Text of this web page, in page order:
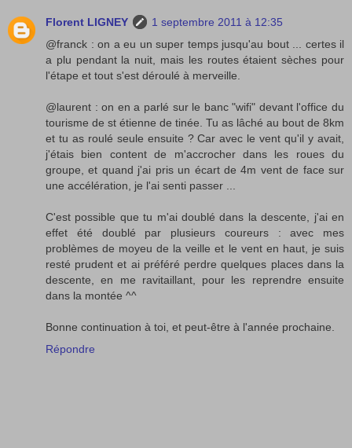
Florent LIGNEY
1 septembre 2011 à 12:35
@franck : on a eu un super temps jusqu'au bout ... certes il
a plu pendant la nuit, mais les routes étaient sèches pour
l'étape et tout s'est déroulé à merveille.
@laurent : on en a parlé sur le banc "wifi" devant l'office du
tourisme de st étienne de tinée. Tu as lâché au bout de 8km
et tu as roulé seule ensuite ? Car avec le vent qu'il y avait,
j'étais bien content de m'accrocher dans les roues du
groupe, et quand j'ai pris un écart de 4m vent de face sur
une accélération, je l'ai senti passer ...
C'est possible que tu m'ai doublé dans la descente, j'ai en
effet été doublé par plusieurs coureurs : avec mes
problèmes de moyeu de la veille et le vent en haut, je suis
resté prudent et ai préféré perdre quelques places dans la
descente, en me ravitaillant, pour les reprendre ensuite
dans la montée ^^
Bonne continuation à toi, et peut-être à l'année prochaine.
Répondre